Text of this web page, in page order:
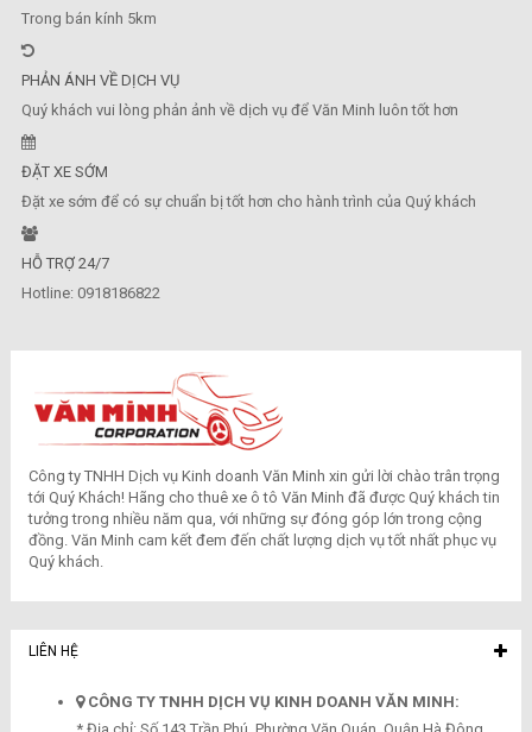
Trong bán kính 5km
PHẢN ÁNH VỀ DỊCH VỤ
Quý khách vui lòng phản ảnh về dịch vụ để Văn Minh luôn tốt hơn
ĐẶT XE SỚM
Đặt xe sớm để có sự chuẩn bị tốt hơn cho hành trình của Quý khách
HỖ TRỢ 24/7
Hotline: 0918186822
Công ty TNHH Dịch vụ Kinh doanh Văn Minh xin gửi lời chào trân trọng
tới Quý Khách! Hãng cho thuê xe ô tô Văn Minh đã được Quý khách tin
tưởng trong nhiều năm qua, với những sự đóng góp lớn trong cộng
đồng. Văn Minh cam kết đem đến chất lượng dịch vụ tốt nhất phục vụ
Quý khách.
LIÊN HỆ
CÔNG TY TNHH DỊCH VỤ KINH DOANH VĂN MINH: